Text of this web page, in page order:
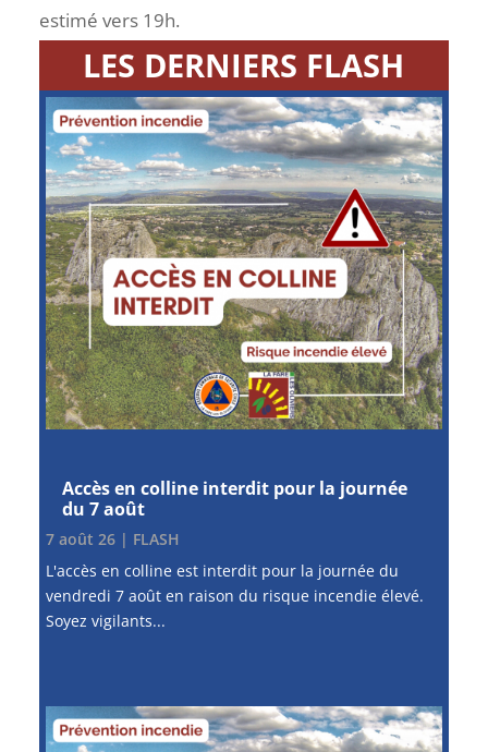
estimé vers 19h.
LES DERNIERS FLASH
Accès en colline interdit pour la journée
du 7 août
7 août 26| FLASH
L'accès en colline est interdit pour la journée du
vendredi 7 août en raison du risque incendie élevé.
Soyez vigilants...